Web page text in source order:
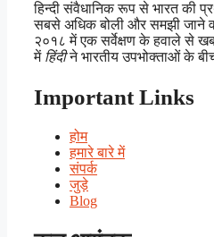
हिन्दी संवैधानिक रूप से भारत की
सबसे अधिक बोली और समझी जाने
२०१८ में एक सर्वेक्षण के हवाले से
में हिंदीने भारतीय उपभोक्ताओं के
Important Links
होम
हमारे बारे में
संपर्क
जुड़े
Blog